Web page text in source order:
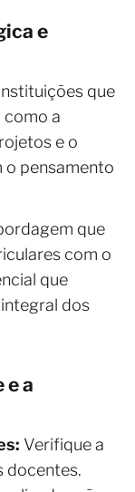
e
que
a
e o
o pensamento
que
com o
que
dos
e a
Verifique a
docentes.